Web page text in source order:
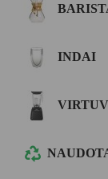
INDAI